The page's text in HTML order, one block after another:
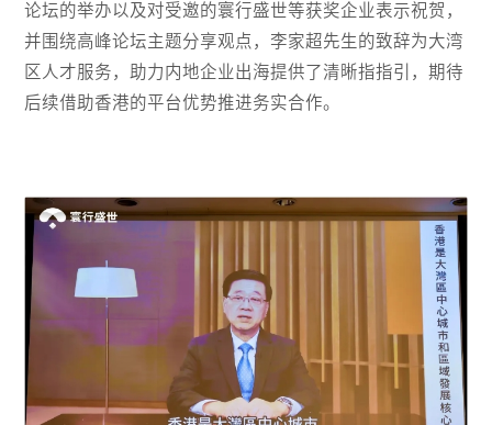
论坛的举办以及对受邀的寰行盛世等获奖企业表示祝贺，
并围绕高峰论坛主题分享观点，李家超先生的致辞为大湾
区人才服务，助力内地企业出海提供了清晰指指引，期待
后续借助香港的平台优势推进务实合作。